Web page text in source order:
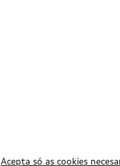
Acepta só as cookies